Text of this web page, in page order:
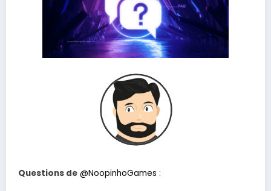
Questions de @NoopinhoGames :